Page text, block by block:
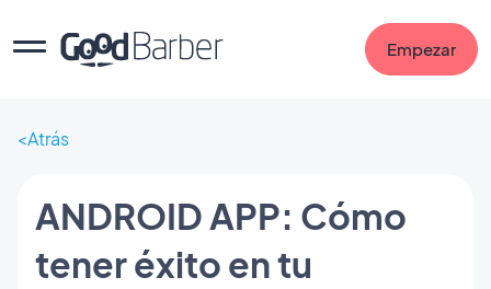
Empezar
Atrás
ANDROID APP: Cómo
tener éxito en tu